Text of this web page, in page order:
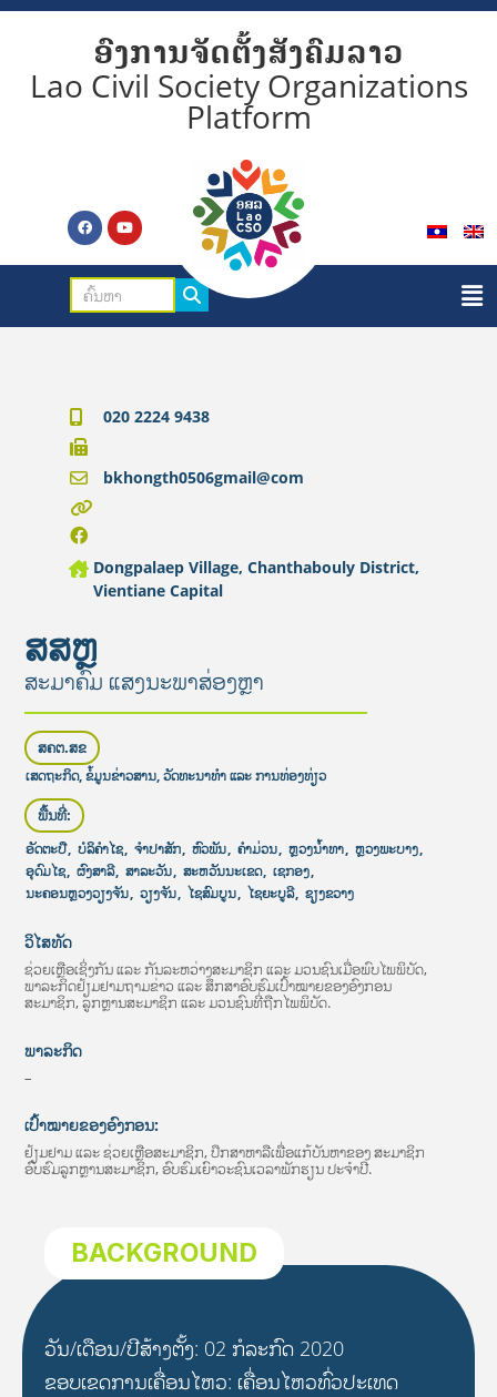
ອົງການຈັດຕັ້ງສັງຄົມລາວ
Lao Civil Society Organizations
Platform
ສສຫຼ
ສະມາຄົມ ແສງນະພາສ່ອງຫຼາ
ສຄຕ.ສຂ
ເສດຖະກິດ, ຂໍ້ມູນຂ່າວສານ, ວັດທະນາທໍາ ແລະ ການທ່ອງທ່ຽວ
ພື້ນທີ່:
ອັດຕະປື, ບໍລິຄໍາໄຊ, ຈໍາປາສັກ, ຫົວພັນ, ຄໍາມ່ວນ, ຫຼວງນໍ້າທາ, ຫຼວງພະບາງ,
ອຸດົມໄຊ, ຜົງສາລີ, ສາລະວັນ, ສະຫວັນນະເຂດ, ເຊກອງ,
ນະຄອນຫຼວງວຽງຈັນ, ວຽງຈັນ, ໄຊສົມບູນ, ໄຊຍະບູລີ, ຊຽງຂວາງ
ວິໄສທັດ
ຊ່ວຍເຫຼືອເຊິ່ງກັນ ແລະ ກັນລະຫວ່າງສະມາຊິກ ແລະ ມວນຊົນເມື່ອພົບໄພພິບັດ,
ພາລະກິດຢ້ຽມຢາມຖາມຂ່າວ ແລະ ສຶກສາອົບຮົມເປົ້າໝາຍຂອງອົງກອນ
ສະມາຊິກ, ລູກຫຼານສະມາຊິກ ແລະ ມວນຊົນທີ່ຖືກໄພພິບັດ.
ພາລະກິດ
–
ເປົ້າໝາຍຂອງອົງກອນ:
ຢ້ຽມຢາມ ແລະ ຊ່ວຍເຫຼືອສະມາຊິກ, ປຶກສາຫາລືເພື່ອແກ້ບັນຫາຂອງ ສະມາຊິກ
ອົບຮົມລູກຫຼານສະມາຊິກ, ອົບຮົມເຍົາວະຊົນເວລາພັກຮຽນ ປະຈຳປີ.
020 2224 9438
bkhongth0506gmail@com
Dongpalaep Village, Chanthabouly District,
Vientiane Capital
BACKGROUND
ວັນ/ເດືອນ/ປີສ້າງຕັ້ງ: 02 ກໍລະກົດ 2020
ຂອບເຂດການເຄື່ອນໄຫວ: ເຄື່ອນໄຫວທົ່ວປະເທດ